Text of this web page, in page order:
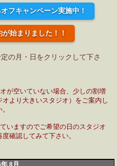
フキャンペーン実施中！
始まりました！！
の月・日をクリックして下さ
が空いていない場合、少しの割増
より大きいスタジオ）をご案内し
いますのでご希望の日のスタジオ
確認してみて下さい。
8月